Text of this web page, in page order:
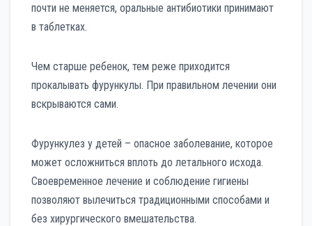
почти не меняется, оральные антибиотики принимают
в таблетках.
Чем старше ребенок, тем реже приходится
прокалывать фурункулы. При правильном лечении они
вскрываются сами.
Фурункулез у детей – опасное заболевание, которое
может осложниться вплоть до летального исхода.
Своевременное лечение и соблюдение гигиены
позволяют вылечиться традиционными способами и
без хирургического вмешательства.